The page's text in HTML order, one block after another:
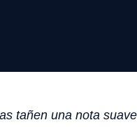
tañen una nota